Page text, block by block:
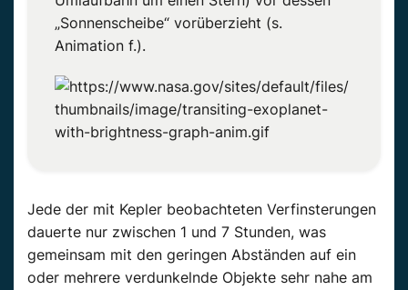
„Sonnenscheibe“ vorüberzieht (s.
Animation f.).
Jede der mit Kepler beobachteten Verfinsterungen
dauerte nur zwischen 1 und 7 Stunden, was
gemeinsam mit den geringen Abständen auf ein
oder mehrere verdunkelnde Objekte sehr nahe am